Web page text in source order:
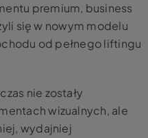
premium, business
się w nowym modelu
od pełnego liftingu
nie zostały
wizualnych, ale
wydajniej